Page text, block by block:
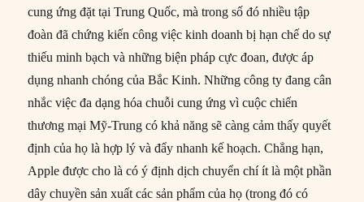
cung ứng đặt tại Trung Quốc, mà trong số đó nhiều tập
đoàn đã chứng kiến công việc kinh doanh bị hạn chế do sự
thiếu minh bạch và những biện pháp cực đoan, được áp
dụng nhanh chóng của Bắc Kinh. Những công ty đang cân
nhắc việc đa dạng hóa chuỗi cung ứng vì cuộc chiến
thương mại Mỹ-Trung có khả năng sẽ càng cảm thấy quyết
định của họ là hợp lý và đẩy nhanh kế hoạch. Chẳng hạn,
Apple được cho là có ý định dịch chuyển chí ít là một phần
dây chuyền sản xuất các sản phẩm của họ (trong đó có